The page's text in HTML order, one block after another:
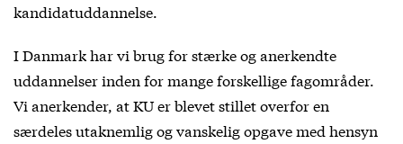
kandidatuddannelse.
I Danmark har vi brug for stærke og anerkendte
uddannelser inden for mange forskellige fagområder.
Vi anerkender, at KU er blevet stillet overfor en
særdeles utaknemlig og vanskelig opgave med hensyn